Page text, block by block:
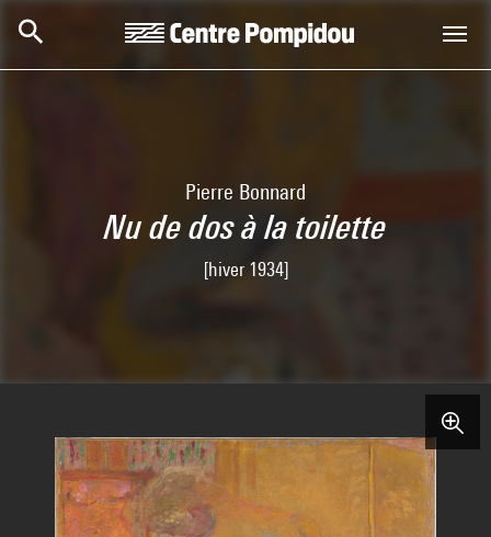
Pierre Bonnard
Nu de dos à la toilette
[hiver 1934]